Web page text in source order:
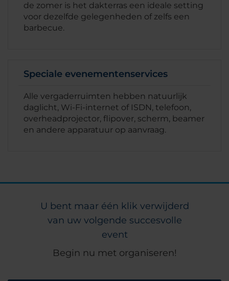
de zomer is het dakterras een ideale setting
voor dezelfde gelegenheden of zelfs een
barbecue.
Speciale evenementenservices
Alle vergaderruimten hebben natuurlijk
daglicht, Wi-Fi-internet of ISDN, telefoon,
overheadprojector, flipover, scherm, beamer
en andere apparatuur op aanvraag.
U bent maar één klik verwijderd
van uw volgende succesvolle
event
Begin nu met organiseren!